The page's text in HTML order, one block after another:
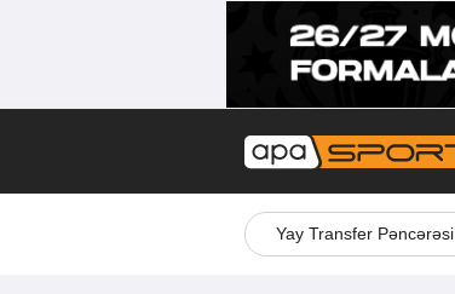
Yay Transfer Pəncərəsi